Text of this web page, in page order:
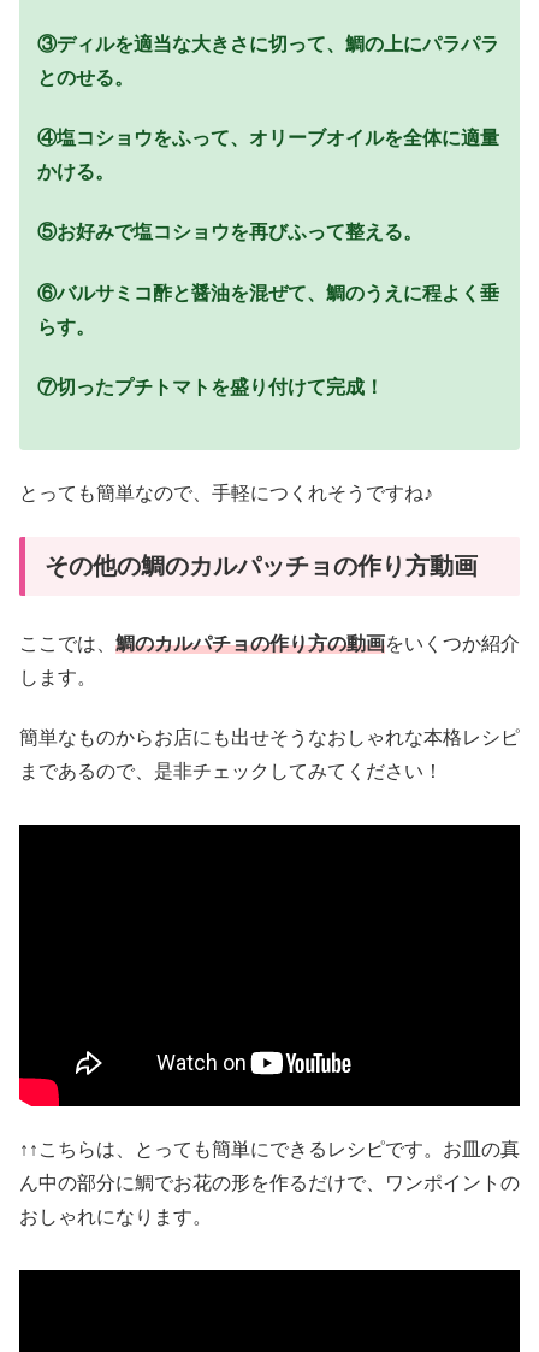
③ディルを適当な大きさに切って、鯛の上にパラパラ
とのせる。
④塩コショウをふって、オリーブオイルを全体に適量
かける。
⑤お好みで塩コショウを再びふって整える。
⑥バルサミコ酢と醤油を混ぜて、鯛のうえに程よく垂
らす。
⑦切ったプチトマトを盛り付けて完成！
とっても簡単なので、手軽につくれそうですね♪
その他の鯛のカルパッチョの作り方動画
ここでは、 鯛のカルパチョの作り方の動画をいくつか紹介
します。
簡単なものからお店にも出せそうなおしゃれな本格レシピ
まであるので、是非チェックしてみてください！
↑↑こちらは、とっても簡単にできるレシピです。お皿の真
ん中の部分に鯛でお花の形を作るだけで、ワンポイントの
おしゃれになります。